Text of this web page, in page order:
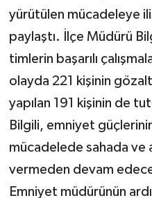
yürütülen mücadeleye
paylaştı. İlçe Müdürü
timlerin başarılı
olayda 221 kişinin
yapılan 191 kişinin de
Bilgili, emniyet
mücadelede sahada ve
vermeden devam
Emniyet müdürünün